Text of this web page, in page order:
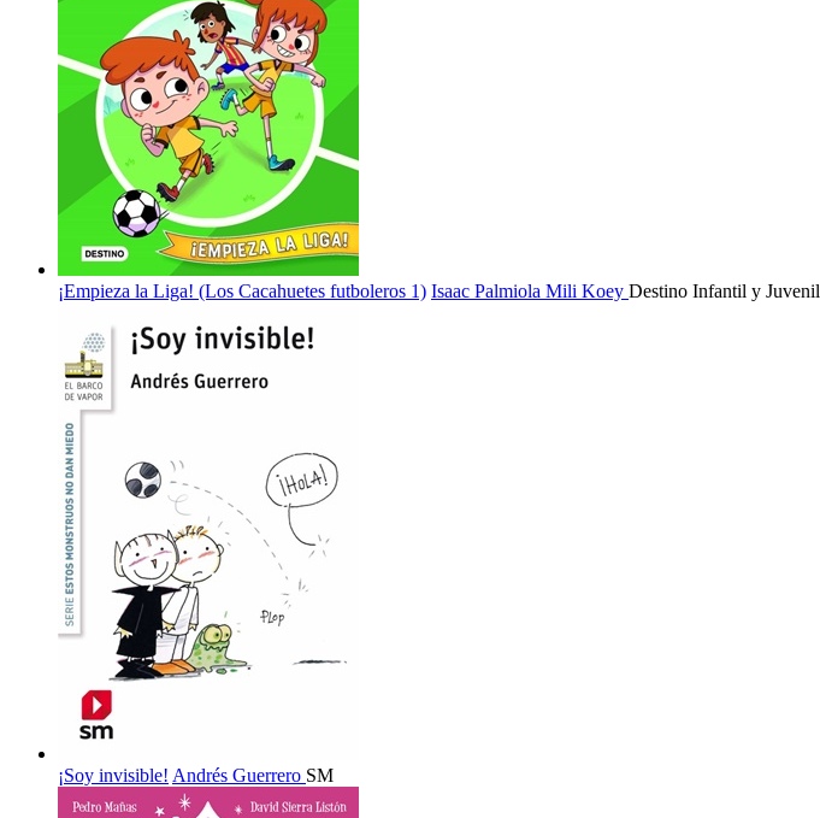
¡Empieza la Liga! (Los Cacahuetes futboleros 1) Isaac Palmiola Mili Koey Destino Infantil y Juvenil
¡Soy invisible! Andrés Guerrero SM